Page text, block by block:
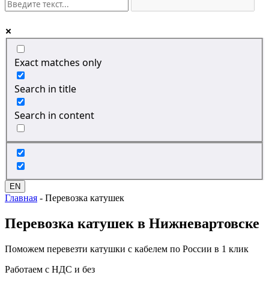
Exact matches only
Search in title
Search in content
EN
Главная - Перевозка катушек
Перевозка катушек в Нижневартовске
Поможем перевезти катушки с кабелем по России в 1 клик
Работаем с НДС и без